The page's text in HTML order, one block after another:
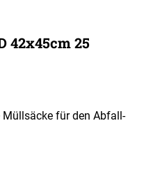
42x45cm 25
für den Abfall-